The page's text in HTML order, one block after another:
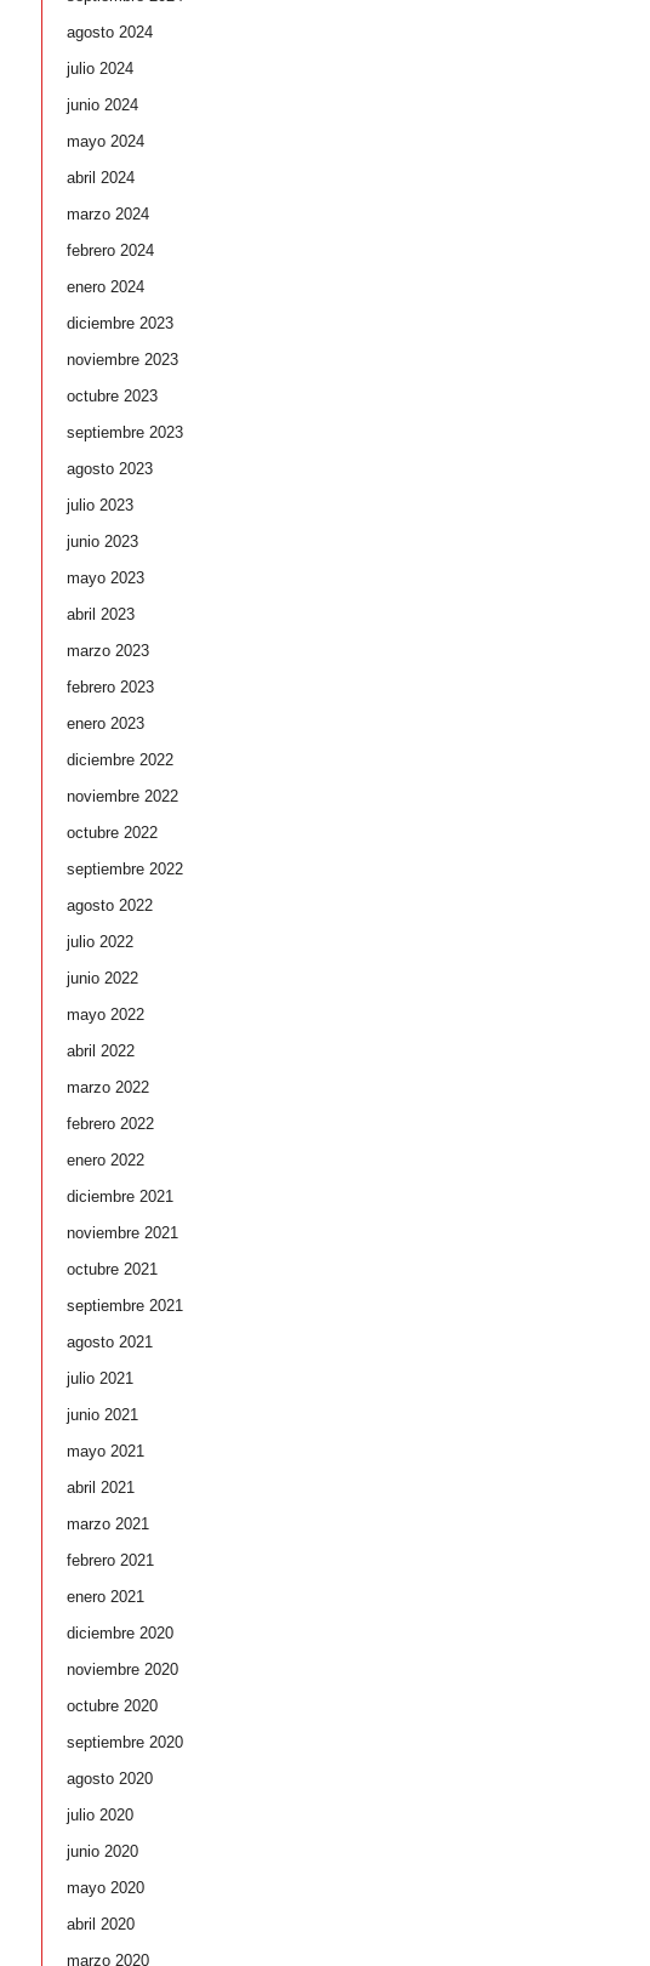
agosto 2024
julio 2024
junio 2024
mayo 2024
abril 2024
marzo 2024
febrero 2024
enero 2024
diciembre 2023
noviembre 2023
octubre 2023
septiembre 2023
agosto 2023
julio 2023
junio 2023
mayo 2023
abril 2023
marzo 2023
febrero 2023
enero 2023
diciembre 2022
noviembre 2022
octubre 2022
septiembre 2022
agosto 2022
julio 2022
junio 2022
mayo 2022
abril 2022
marzo 2022
febrero 2022
enero 2022
diciembre 2021
noviembre 2021
octubre 2021
septiembre 2021
agosto 2021
julio 2021
junio 2021
mayo 2021
abril 2021
marzo 2021
febrero 2021
enero 2021
diciembre 2020
noviembre 2020
octubre 2020
septiembre 2020
agosto 2020
julio 2020
junio 2020
mayo 2020
abril 2020
marzo 2020